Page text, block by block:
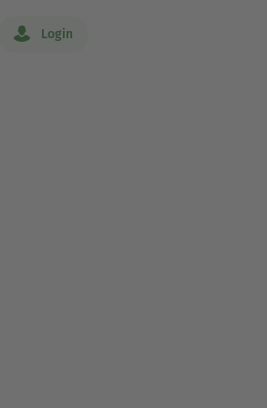
Login